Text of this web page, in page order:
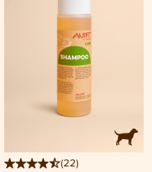
(22)